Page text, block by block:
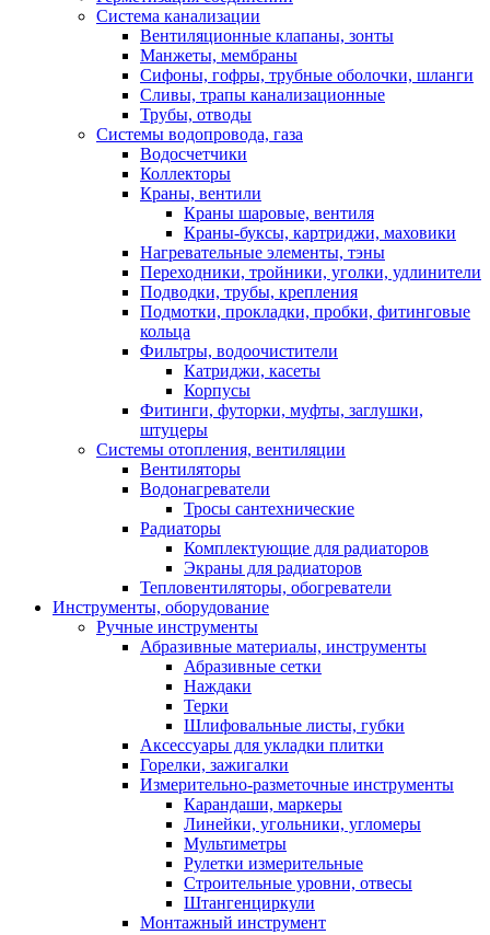
Система канализации
Вентиляционные клапаны, зонты
Манжеты, мембраны
Сифоны, гофры, трубные оболочки, шланги
Сливы, трапы канализационные
Трубы, отводы
Системы водопровода, газа
Водосчетчики
Коллекторы
Краны, вентили
Краны шаровые, вентиля
Краны-буксы, картриджи, маховики
Нагревательные элементы, тэны
Переходники, тройники, уголки, удлинители
Подводки, трубы, крепления
Подмотки, прокладки, пробки, фитинговые
кольца
Фильтры, водоочистители
Катриджи, касеты
Корпусы
Фитинги, футорки, муфты, заглушки,
штуцеры
Системы отопления, вентиляции
Вентиляторы
Водонагреватели
Тросы сантехнические
Радиаторы
Комплектующие для радиаторов
Экраны для радиаторов
Тепловентиляторы, обогреватели
Инструменты, оборудование
Ручные инструменты
Абразивные материалы, инструменты
Абразивные сетки
Наждаки
Терки
Шлифовальные листы, губки
Аксессуары для укладки плитки
Горелки, зажигалки
Измерительно-разметочные инструменты
Карандаши, маркеры
Линейки, угольники, угломеры
Мультиметры
Рулетки измерительные
Строительные уровни, отвесы
Штангенциркули
Монтажный инструмент